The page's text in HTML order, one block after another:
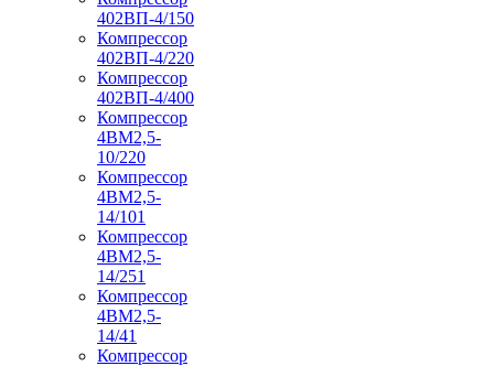
402ВП-4/150
Компрессор
402ВП-4/220
Компрессор
402ВП-4/400
Компрессор
4ВМ2,5-
10/220
Компрессор
4ВМ2,5-
14/101
Компрессор
4ВМ2,5-
14/251
Компрессор
4ВМ2,5-
14/41
Компрессор